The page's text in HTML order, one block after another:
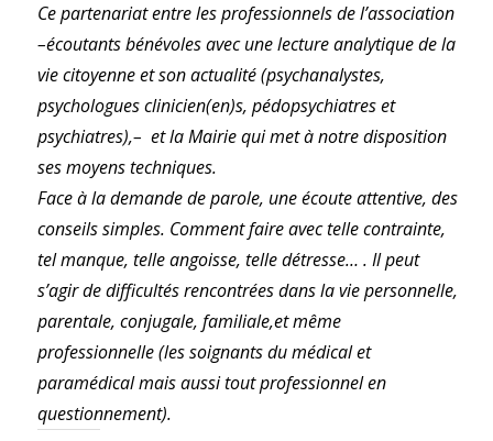
Ce partenariat entre les professionnels de l’association
–écoutants bénévoles avec une lecture analytique de la
vie citoyenne et son actualité (psychanalystes,
psychologues clinicien(en)s, pédopsychiatres et
psychiatres),– et la Mairie qui met à notre disposition
ses moyens techniques.
Face à la demande de parole, une écoute attentive, des
conseils simples. Comment faire avec telle contrainte,
tel manque, telle angoisse, telle détresse… . Il peut
s’agir de difficultés rencontrées dans la vie personnelle,
parentale, conjugale, familiale,et même
professionnelle (les soignants du médical et
paramédical mais aussi tout professionnel en
questionnement).